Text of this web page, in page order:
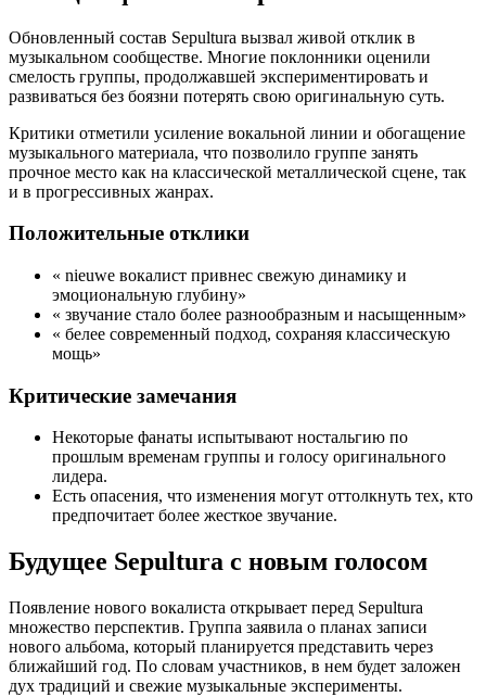
Обновленный состав Sepultura вызвал живой отклик в
музыкальном сообществе. Многие поклонники оценили
смелость группы, продолжавшей экспериментировать и
развиваться без боязни потерять свою оригинальную суть.
Критики отметили усиление вокальной линии и обогащение
музыкального материала, что позволило группе занять
прочное место как на классической металлической сцене, так
и в прогрессивных жанрах.
Положительные отклики
« nieuwe вокалист привнес свежую динамику и
эмоциональную глубину»
« звучание стало более разнообразным и насыщенным»
« белее современный подход, сохраняя классическую
мощь»
Критические замечания
Некоторые фанаты испытывают ностальгию по
прошлым временам группы и голосу оригинального
лидера.
Есть опасения, что изменения могут оттолкнуть тех, кто
предпочитает более жесткое звучание.
Будущее Sepultura с новым голосом
Появление нового вокалиста открывает перед Sepultura
множество перспектив. Группа заявила о планах записи
нового альбома, который планируется представить через
ближайший год. По словам участников, в нем будет заложен
дух традиций и свежие музыкальные эксперименты.